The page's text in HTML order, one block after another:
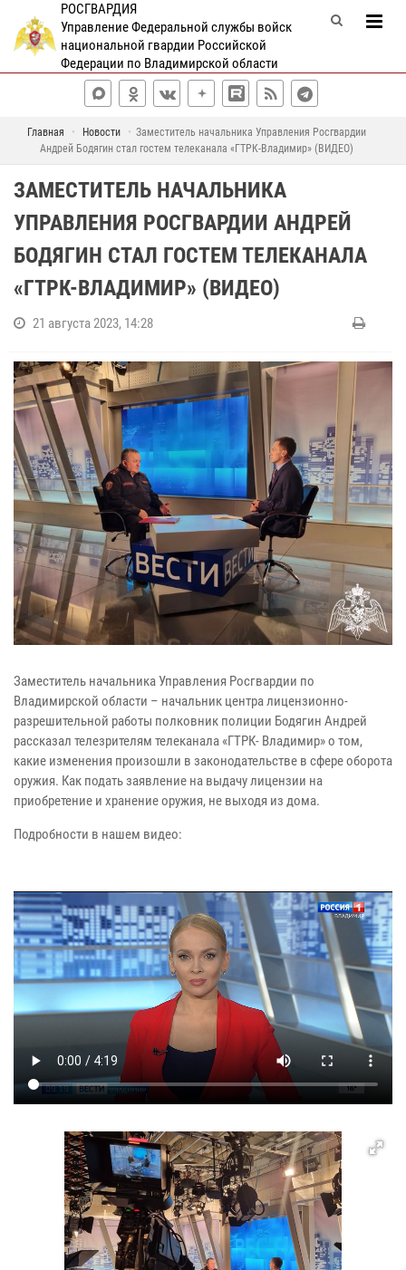
РОСГВАРДИЯ
Управление Федеральной службы войск
национальной гвардии Российской
Федерации по Владимирской области
Главная Новости
Заместитель начальника Управления Росгвардии
Андрей Бодягин стал гостем телеканала «ГТРК-Владимир» (ВИДЕО)
ЗАМЕСТИТЕЛЬ НАЧАЛЬНИКА
УПРАВЛЕНИЯ РОСГВАРДИИ АНДРЕЙ
БОДЯГИН СТАЛ ГОСТЕМ ТЕЛЕКАНАЛА
«ГТРК-ВЛАДИМИР» (ВИДЕО)
21 августа 2023, 14:28
Заместитель начальника Управления Росгвардии по
Владимирской области – начальник центра лицензионно-
разрешительной работы полковник полиции Бодягин Андрей
рассказал телезрителям телеканала «ГТРК- Владимир» о том,
какие изменения произошли в законодательстве в сфере оборота
оружия. Как подать заявление на выдачу лицензии на
приобретение и хранение оружия, не выходя из дома.
Подробности в нашем видео: